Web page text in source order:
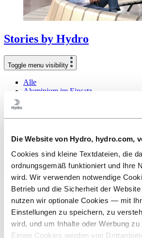
Die Website von Hydro, hydro.com,
Cookies sind kleine Textdateien, die
ordnungsgemäß funktioniert und Ihre
wird. Wir verwenden notwendige
Betrieb und die Sicherheit der
nutzen wir optionale Cookies — mit
Einstellungen zu speichern, zu
wird, und um Inhalte oder Werbung zu
Einige Cookies werden von
Stories by Hydro
Toggle menu visibility
Alle
Aluminium im Einsatz
Menschen und Karriere
Energie
Green Furniture wählt
für eine nachhaltige
18. Oktober 2021
Green Furniture Concept möchte den
vorantreiben. Sie wollen einen nachhaltigen
sie sich für Aluminium - mit geringen
als Material für eine Schlüsselkomponente